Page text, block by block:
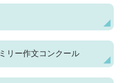
リー作文コンクール